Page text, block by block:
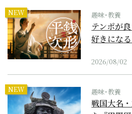
NEW 趣味･教養
テンポが
好きにな
2026/08/02
NEW 趣味･教養
戦国大名